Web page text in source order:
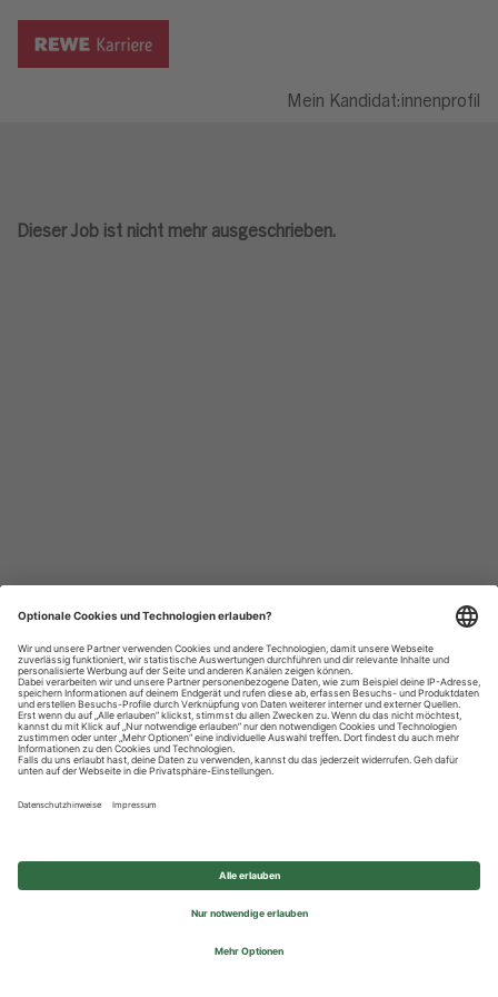
Mein Kandidat:innenprofil
Dieser Job ist nicht mehr ausgeschrieben.
Datenschutzhinweise
Impressum
Privatsphäre-Einstellungen
© 2026 REWE Group - All rights reserved